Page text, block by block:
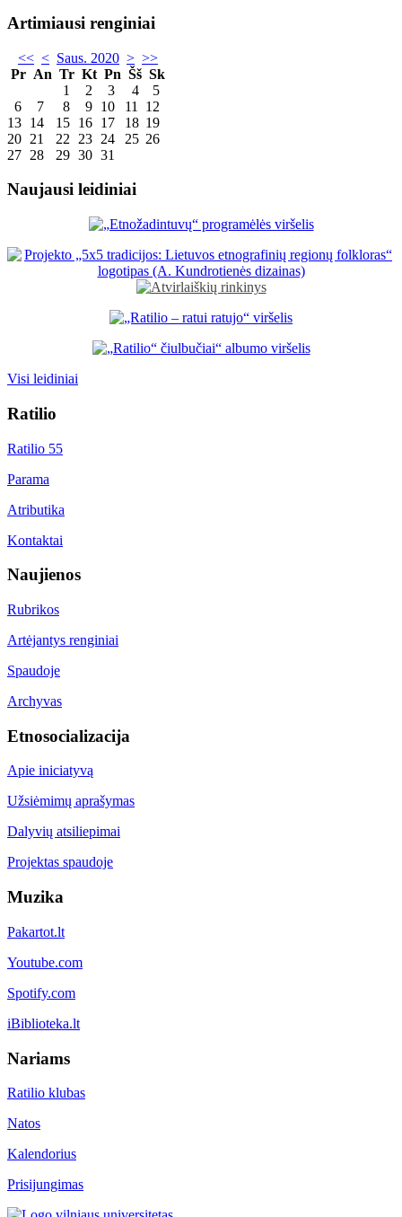
Artimiausi renginiai
<< < Saus. 2020 > >>
Pr An Tr Kt Pn Šš Sk
1
2 3 4
5
6
7 8 9 10 11
12
13 14 15 16 17 18 19
20 21 22 23 24 25 26
27 28 29 30 31
Naujausi leidiniai
Visi leidiniai
Ratilio
Ratilio 55
Parama
Atributika
Kontaktai
Naujienos
Rubrikos
Artėjantys renginiai
Spaudoje
Archyvas
Etnosocializacija
Apie iniciatyvą
Užsiėmimų aprašymas
Dalyvių atsiliepimai
Projektas spaudoje
Muzika
Pakartot.lt
Youtube.com
Spotify.com
iBiblioteka.lt
Nariams
Ratilio klubas
Natos
Kalendorius
Prisijungimas